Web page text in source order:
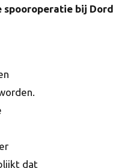
bij
dat